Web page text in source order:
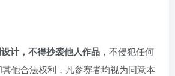
计，不得抄袭他人作品 ，不侵犯任何
他合法权利，凡参赛者均视为同意本